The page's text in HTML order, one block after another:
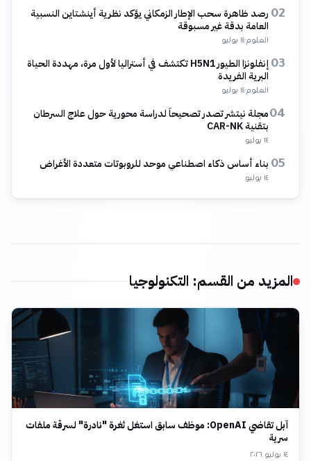
02 رصد ظاهرة سحب الإطار الزمكاني يؤكد نظرية أينشتاين النسبية
العامة بدقة غير مسبوقة
العلوم·١٤ يوليو
03
إنفلونزا الطيور H5N1 تكتشف في أستراليا لأول مرة، مهددة الحياة
البرية الفريدة
العلوم·١٤ يوليو
04مجلة نيتشر تصدر تصحيحاً لدراسة محورية حول علاج السرطان
بتقنية CAR-NK
١٤ يوليو
05 بناء أساس ذكاء اصطناعي موحد للروبوتات متعددة الأغراض
١٤ يوليو
المزيد من القسم: التكنولوجيا
آبل تقاضي OpenAI: موظف سابق استغل ثغرة "نادرة" لسرقة ملفات
سرية
١٤ يوليو ٢٠٢٦